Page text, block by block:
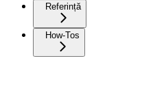
Referință
How-Tos